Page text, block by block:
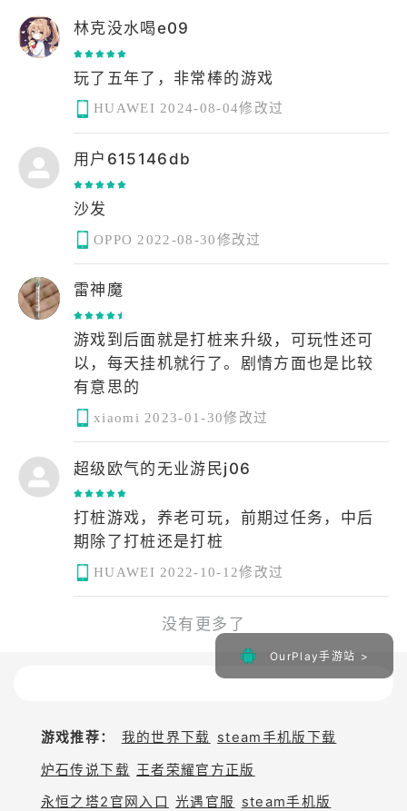
林克没水喝e09
玩了五年了，非常棒的游戏
HUAWEI 2024-08-04修改过
用户615146db
沙发
OPPO 2022-08-30修改过
雷神魔
游戏到后面就是打桩来升级，可玩性还可
以，每天挂机就行了。剧情方面也是比较
有意思的
xiaomi 2023-01-30修改过
超级欧气的无业游民j06
打桩游戏，养老可玩，前期过任务，中后
期除了打桩还是打桩
HUAWEI 2022-10-12修改过
没有更多了
OurPlay手游站 >
游戏推荐： 我的世界下载 steam手机版下载
炉石传说下载 王者荣耀官方正版
永恒之塔2官网入口
光遇官服 steam手机版